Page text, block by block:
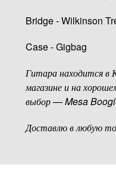
Bridge - Wilkinson
Case - Gigbag
Гитара находится в
магазине и на
выбор — Mesa
Доставлю в любую